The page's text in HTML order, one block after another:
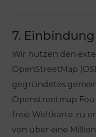
7.
Wir nutzen den
OpenStreetMap
gegründetes
Openstreetmap
freie Weltkarte zu
von über eine